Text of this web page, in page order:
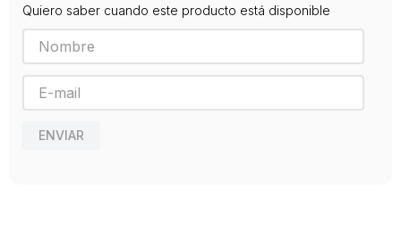
Quiero saber cuando este producto está disponible
ENVIAR